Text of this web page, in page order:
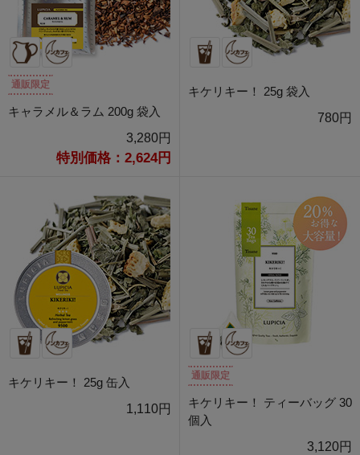
通販限定
キャラメル＆ラム 200g 袋入
3,280円
特別価格：2,624円
キケリキー！ 25g 袋入
780円
キケリキー！ 25g 缶入
1,110円
通販限定
キケリキー！ ティーバッグ 30
個入
3,120円